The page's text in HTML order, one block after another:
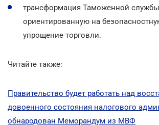
трансформация Таможенной
ориентированную на
упрощение торговли.
Читайте также:
Правительство будет работать над
довоенного состояния налогового
обнародован Меморандум из МВФ